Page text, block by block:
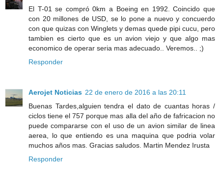
El T-01 se compró 0km a Boeing en 1992. Coincido que
con 20 millones de USD, se lo pone a nuevo y concuerdo
con que quizas con Winglets y demas quede pipi cucu, pero
tambien es cierto que es un avion viejo y que algo mas
economico de operar seria mas adecuado.. Veremos.. ;)
Responder
Aerojet Noticias 22 de enero de 2016 a las 20:11
Buenas Tardes,alguien tendra el dato de cuantas horas /
ciclos tiene el 757 porque mas alla del año de fafricacion no
puede compararse con el uso de un avion similar de linea
aerea, lo que entiendo es una maquina que podria volar
muchos años mas. Gracias saludos. Martin Mendez Irusta
Responder